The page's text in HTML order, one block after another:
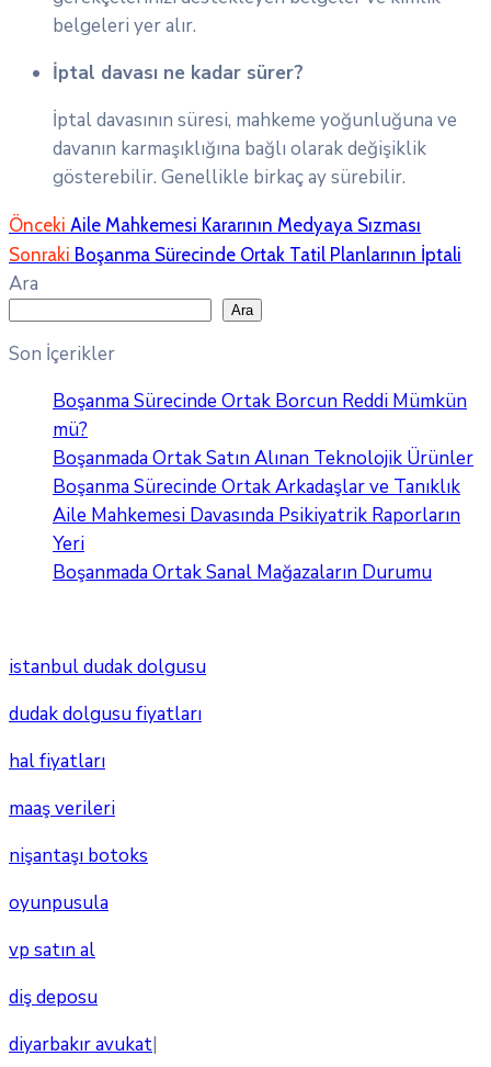
belgeleri yer alır.
İptal davası ne kadar sürer?
İptal davasının süresi, mahkeme yoğunluğuna ve
davanın karmaşıklığına bağlı olarak değişiklik
gösterebilir. Genellikle birkaç ay sürebilir.
Önceki Aile Mahkemesi Kararının Medyaya Sızması
Sonraki Boşanma Sürecinde Ortak Tatil Planlarının İptali
Ara
Ara
Son İçerikler
Boşanma Sürecinde Ortak Borcun Reddi Mümkün
mü?
Boşanmada Ortak Satın Alınan Teknolojik Ürünler
Boşanma Sürecinde Ortak Arkadaşlar ve Tanıklık
Aile Mahkemesi Davasında Psikiyatrik Raporların
Yeri
Boşanmada Ortak Sanal Mağazaların Durumu
istanbul dudak dolgusu
dudak dolgusu fiyatları
hal fiyatları
maaş verileri
nişantaşı botoks
oyunpusula
vp satın al
diş deposu
diyarbakır avukat|